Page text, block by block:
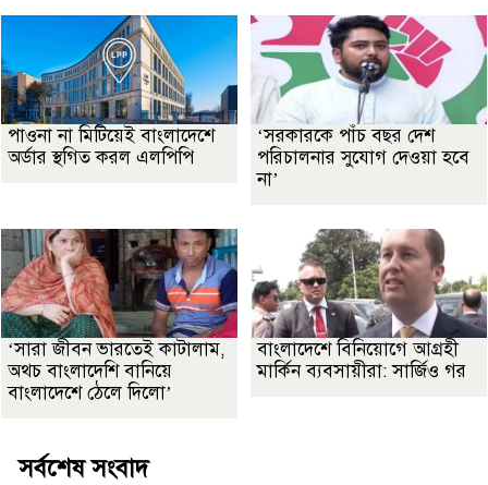
পাওনা না মিটিয়েই বাংলাদেশে
অর্ডার স্থগিত করল এলপিপি
‘সরকারকে পাঁচ বছর দেশ
পরিচালনার সুযোগ দেওয়া হবে
না’
‘সারা জীবন ভারতেই কাটালাম,
অথচ বাংলাদেশি বানিয়ে
বাংলাদেশে ঠেলে দিলো’
বাংলাদেশে বিনিয়োগে আগ্রহী
মার্কিন ব্যবসায়ীরা: সার্জিও গর
সর্বশেষ সংবাদ